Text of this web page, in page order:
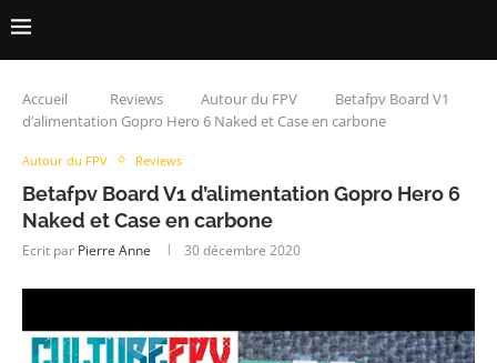
Accueil Reviews Autour du FPV
Betafpv Board V1
d’alimentation Gopro Hero 6 Naked et Case en carbone
Autour du FPV Reviews
Betafpv Board V1 d’alimentation Gopro Hero 6
Naked et Case en carbone
Ecrit par Pierre Anne 30 décembre 2020